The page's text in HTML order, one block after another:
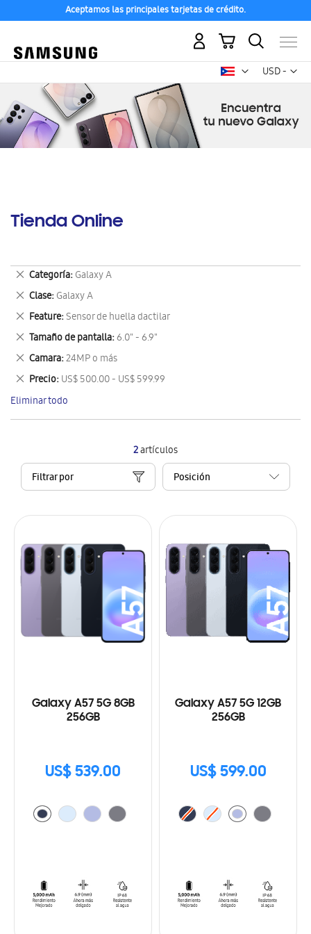
Aceptamos las principales tarjetas de crédito.
USD -
dólar
Mi carrito
Tienda Online
2artículos
Filtrar por
Galaxy A57 5G 8GB
256GB
US$ 539.00
Galaxy A57 5G 12GB
256GB
US$ 599.00
Categoría Galaxy A
Eliminar
este
artículo
Clase Galaxy A
Eliminar
este
artículo
Feature Sensor de huella dactilar
Eliminar
este
artículo
Tamaño de pantalla 6.0" - 6.9"
Eliminar
este
artículo
Camara 24MP o más
Eliminar
este
artículo
Precio US$ 500.00 - US$ 599.99
Eliminar
este
artículo
Eliminar todo